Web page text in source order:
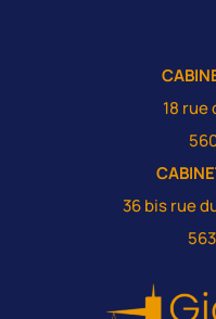
18 rue
36 bis rue